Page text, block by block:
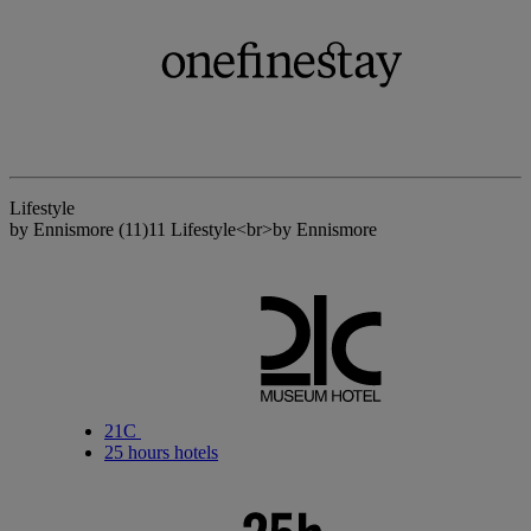
Lifestyle
by Ennismore (11)11 Lifestyle<br>by Ennismore
21C
25 hours hotels